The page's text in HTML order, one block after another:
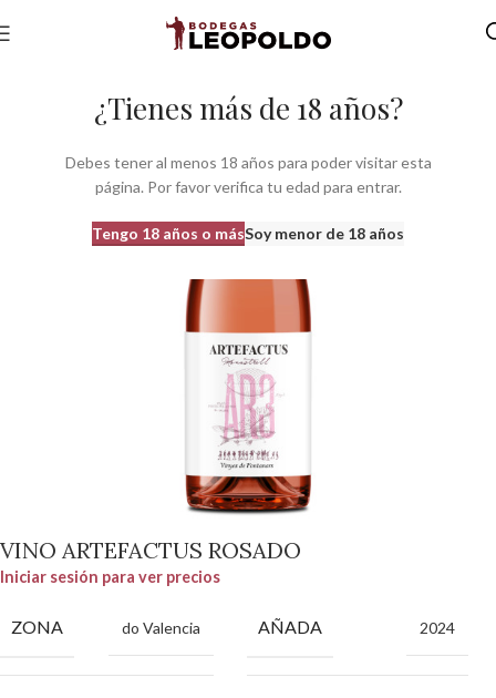
¿Tienes más de 18 años?
Debes tener al menos 18 años para poder visitar esta
página. Por favor verifica tu edad para entrar.
Tengo 18 años o másSoy menor de 18 años
Inicio Bodegas Com. Valenciana Bodegas do Valencia
VINO ARTEFACTUS ROSADO
Iniciar sesión para ver precios
ZONA do Valencia AÑADA 2024